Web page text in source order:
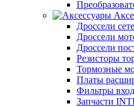
Дроссели
Дроссели
Дроссели
Резисторы
Тормозные
Платы
Фильтры
Запчасти